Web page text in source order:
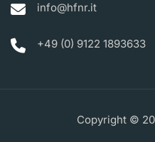
info@hfnr.it
+49 (0) 9122 1893633
Copyright ©